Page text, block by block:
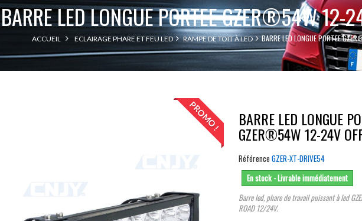
BARRE LED LONGUE PORTEE GZER®54W 12-
ACCUEIL ECLAIRAGE PHARE ET FEU LED RAMPE DE TOIT À LED BARRE LED LONGUE PORTEE
PROMO ! BARRE LED LONGUE
GZER®54W 12-24V
Référence GZER-XT-DRIVE54
En stock - Livrable immédiatement
Barre led, phare de travail puissant à led
ROAD 12/24V.